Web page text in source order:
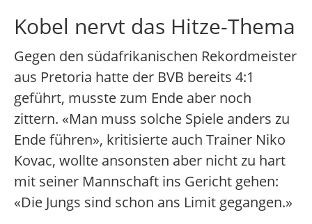
Kobel nervt das Hitze-Thema
Gegen den südafrikanischen Rekordmeister
aus Pretoria hatte der BVB bereits 4:1
geführt, musste zum Ende aber noch
zittern. «Man muss solche Spiele anders zu
Ende führen», kritisierte auch Trainer Niko
Kovac, wollte ansonsten aber nicht zu hart
mit seiner Mannschaft ins Gericht gehen:
«Die Jungs sind schon ans Limit gegangen.»